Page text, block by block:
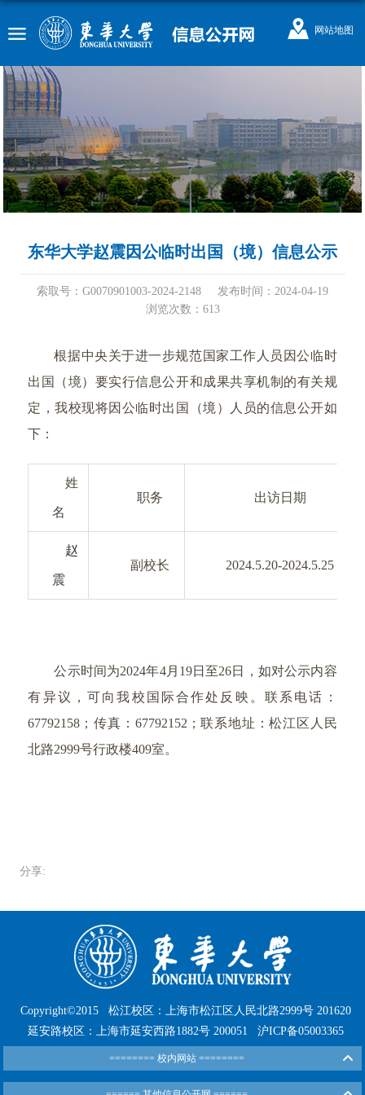
网站地图
东华大学赵震因公临时出国（境）信息公示
索取号：G0070901003-2024-2148
发布时间：2024-04-19
浏览次数： 613
根据中央关于进一步规范国家工作人员因公临时
出国（境）要实行信息公开和成果共享机制的有关规
定，我校现将因公临时出国（境）人员的信息公开如
下：
姓
名
职务 出访日期
赵
震
副校长 2024.5.20-2024.5.25
公示时间为2024年4月19日至26日，如对公示内容
有异议，可向我校国际合作处反映。联系电话：
67792158；传真：67792152；联系地址：松江区人民
北路2999号行政楼409室。
分享:
Copyright©2015
松江校区：上海市松江区人民北路2999号 201620
延安路校区：上海市延安西路1882号 200051
沪ICP备05003365
======== 校内网站 ========